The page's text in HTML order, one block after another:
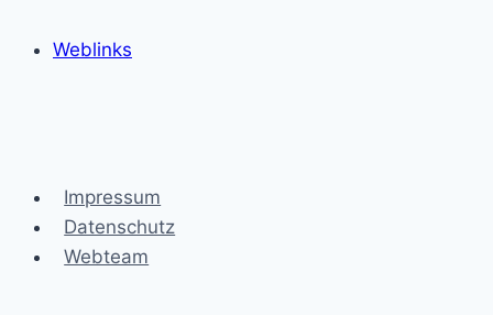
Weblinks
Impressum
Datenschutz
Webteam